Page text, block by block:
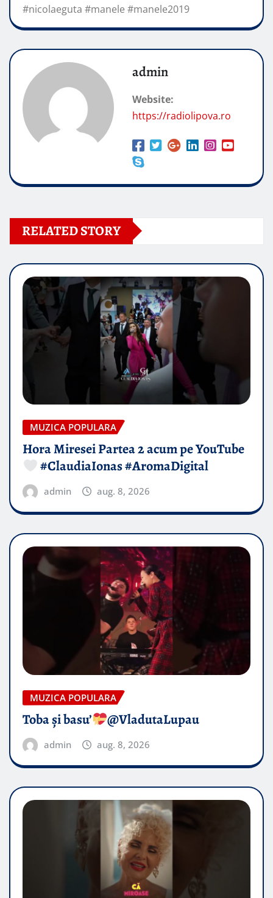
#nicolaeguta #manele #manele2019
admin
Website:
https://radiolipova.ro
RELATED STORY
MUZICA POPULARA
Hora Miresei Partea 2 acum pe YouTube
#ClaudiaIonas #AromaDigital
admin aug. 8, 2026
MUZICA POPULARA
Toba și basu’ @VladutaLupau
admin aug. 8, 2026